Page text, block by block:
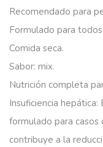
Recomendado para
Formulado para
Comida seca.
Sabor: mix.
Nutrición completa
Insuficiencia hepática:
formulado para casos
contribuye a la